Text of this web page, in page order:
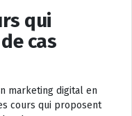
qui
cas
marketing digital en
cours qui proposent